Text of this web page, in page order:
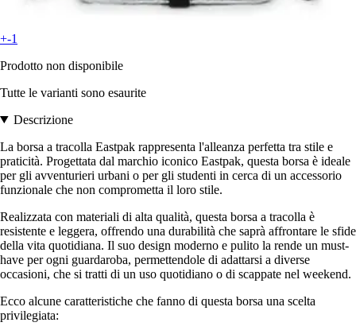
+-1
Prodotto non disponibile
Tutte le varianti sono esaurite
Descrizione
La borsa a tracolla Eastpak rappresenta l'alleanza perfetta tra stile e
praticità. Progettata dal marchio iconico Eastpak, questa borsa è ideale
per gli avventurieri urbani o per gli studenti in cerca di un accessorio
funzionale che non comprometta il loro stile.
Realizzata con materiali di alta qualità, questa borsa a tracolla è
resistente e leggera, offrendo una durabilità che saprà affrontare le sfide
della vita quotidiana. Il suo design moderno e pulito la rende un must-
have per ogni guardaroba, permettendole di adattarsi a diverse
occasioni, che si tratti di un uso quotidiano o di scappate nel weekend.
Ecco alcune caratteristiche che fanno di questa borsa una scelta
privilegiata: